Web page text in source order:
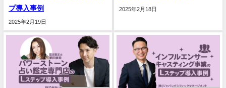
プ導入事例
2025年2月19日
2025年2月18日